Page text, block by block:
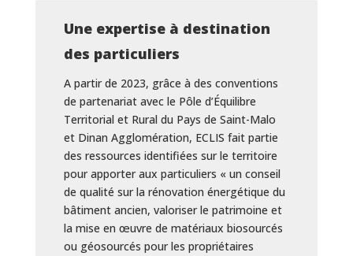
Une expertise à destination
des particuliers
A partir de 2023, grâce à des conventions
de partenariat avec le Pôle d’Équilibre
Territorial et Rural du Pays de Saint-Malo
et Dinan Agglomération, ECLIS fait partie
des ressources identifiées sur le territoire
pour apporter aux particuliers « un conseil
de qualité sur la rénovation énergétique du
bâtiment ancien, valoriser le patrimoine et
la mise en œuvre de matériaux biosourcés
ou géosourcés pour les propriétaires